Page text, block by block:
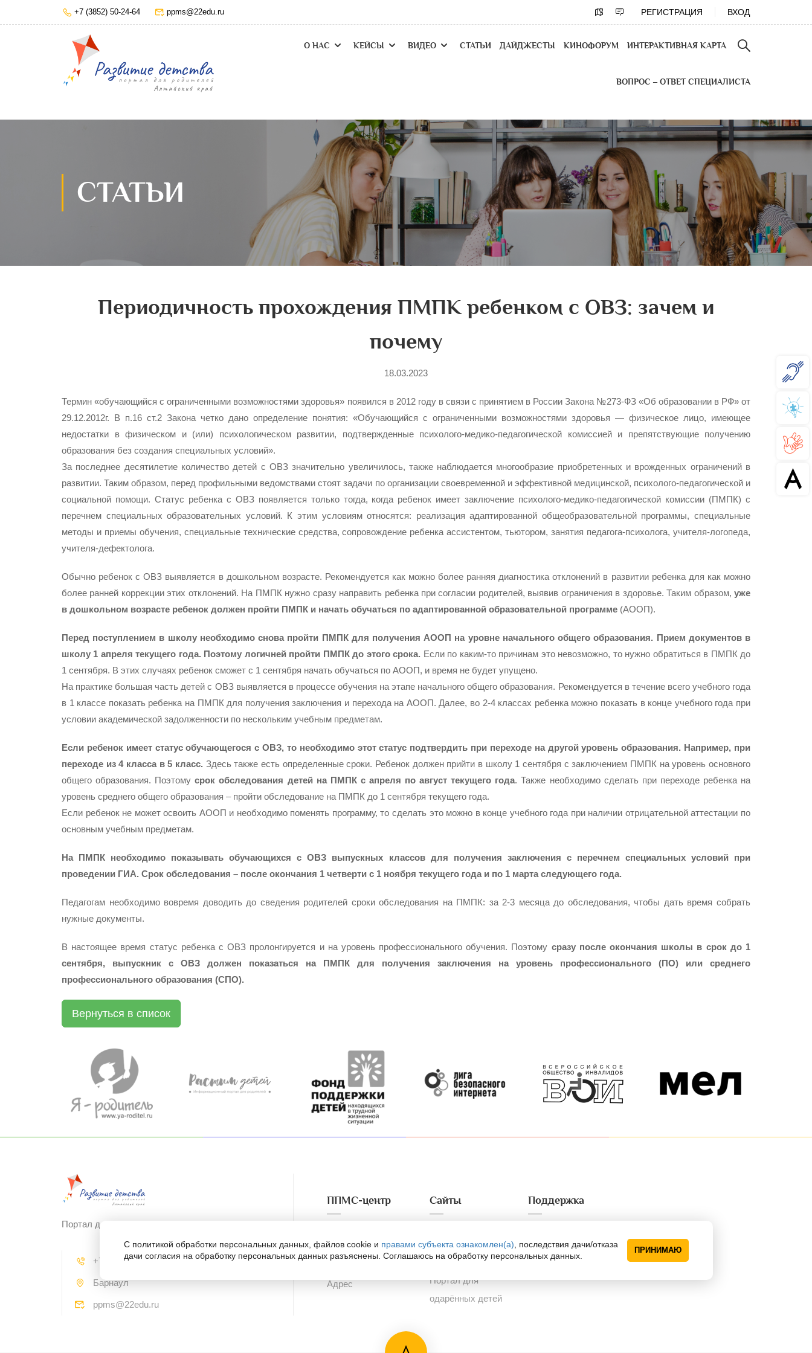
+7 (3852) 50-24-64 ppms@22edu.ru РЕГИСТРАЦИЯ ВХОД
О НАС КЕЙСЫ ВИДЕО СТАТЬИ ДАЙДЖЕСТЫ КИНОФОРУМ ИНТЕРАКТИВНАЯ КАРТА
ВОПРОС – ОТВЕТ СПЕЦИАЛИСТА
СТАТЬИ
Периодичность прохождения ПМПК ребенком с ОВЗ: зачем и
почему
18.03.2023
Термин «обучающийся с ограниченными возможностями здоровья» появился в 2012 году в связи с принятием в России Закона №273-ФЗ «Об образовании в РФ» от
29.12.2012г. В п.16 ст.2 Закона четко дано определение понятия: «Обучающийся с ограниченными возможностями здоровья — физическое лицо, имеющее
недостатки в физическом и (или) психологическом развитии, подтвержденные психолого-медико-педагогической комиссией и препятствующие получению
образования без создания специальных условий».
За последнее десятилетие количество детей с ОВЗ значительно увеличилось, также наблюдается многообразие приобретенных и врожденных ограничений в
развитии. Таким образом, перед профильными ведомствами стоят задачи по организации своевременной и эффективной медицинской, психолого-педагогической и
социальной помощи. Статус ребенка с ОВЗ появляется только тогда, когда ребенок имеет заключение психолого-медико-педагогической комиссии (ПМПК) с
перечнем специальных образовательных условий. К этим условиям относятся: реализация адаптированной общеобразовательной программы, специальные
методы и приемы обучения, специальные технические средства, сопровождение ребенка ассистентом, тьютором, занятия педагога-психолога, учителя-логопеда,
учителя-дефектолога.
Обычно ребенок с ОВЗ выявляется в дошкольном возрасте. Рекомендуется как можно более ранняя диагностика отклонений в развитии ребенка для как можно
более ранней коррекции этих отклонений. На ПМПК нужно сразу направить ребенка при согласии родителей, выявив ограничения в здоровье. Таким образом, уже
в дошкольном возрасте ребенок должен пройти ПМПК и начать обучаться по адаптированной образовательной программе (АООП).
Перед поступлением в школу необходимо снова пройти ПМПК для получения АООП на уровне начального общего образования. Прием документов в
школу 1 апреля текущего года. Поэтому логичней пройти ПМПК до этого срока. Если по каким-то причинам это невозможно, то нужно обратиться в ПМПК до
1 сентября. В этих случаях ребенок сможет с 1 сентября начать обучаться по АООП, и время не будет упущено.
На практике большая часть детей с ОВЗ выявляется в процессе обучения на этапе начального общего образования. Рекомендуется в течение всего учебного года
в 1 классе показать ребенка на ПМПК для получения заключения и перехода на АООП. Далее, во 2-4 классах ребенка можно показать в конце учебного года при
условии академической задолженности по нескольким учебным предметам.
Если ребенок имеет статус обучающегося с ОВЗ, то необходимо этот статус подтвердить при переходе на другой уровень образования. Например, при
переходе из 4 класса в 5 класс. Здесь также есть определенные сроки. Ребенок должен прийти в школу 1 сентября с заключением ПМПК на уровень основного
общего образования. Поэтомусрок обследования детей на ПМПК с апреля по август текущего года. Также необходимо сделать при переходе ребенка на
уровень среднего общего образования – пройти обследование на ПМПК до 1 сентября текущего года.
Если ребенок не может освоить АООП и необходимо поменять программу, то сделать это можно в конце учебного года при наличии отрицательной аттестации по
основным учебным предметам.
На ПМПК необходимо показывать обучающихся с ОВЗ выпускных классов для получения заключения с перечнем специальных условий при
проведении ГИА. Срок обследования – после окончания 1 четверти с 1 ноября текущего года и по 1 марта следующего года.
Педагогам необходимо вовремя доводить до сведения родителей сроки обследования на ПМПК: за 2-3 месяца до обследования, чтобы дать время собрать
нужные документы.
В настоящее время статус ребенка с ОВЗ пролонгируется и на уровень профессионального обучения. Поэтому сразу после окончания школы в срок до 1
сентября, выпускник с ОВЗ должен показаться на ПМПК для получения заключения на уровень профессионального (ПО) или среднего
профессионального образования (СПО).
Вернуться в список
Портал для родителей "Развитие детства"
+7 (3852) 50-24-64
Барнаул
ppms@22edu.ru
ППМС-центр
Официальный сайт
Контакты
Адрес
Сайты
Портал для
психологов
Портал для
одарённых детей
Поддержка
Специалисты по
районам
С политикой обработки персональных данных, файлов cookie и правами субъекта ознакомлен(а) , последствия дачи/отказа
дачи согласия на обработку персональных данных разъяснены. Соглашаюсь на обработку персональных данных.
ПРИНИМАЮ